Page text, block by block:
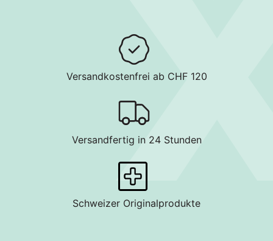
Versandkostenfrei ab CHF 120
Versandfertig in 24 Stunden
Schweizer Originalprodukte